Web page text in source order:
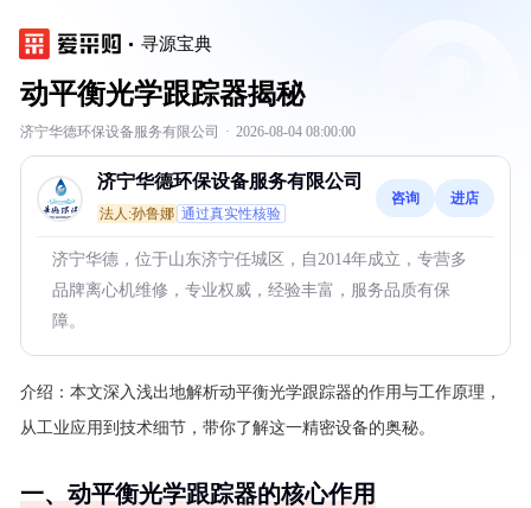
寻源宝典
动平衡光学跟踪器揭秘
济宁华德环保设备服务有限公司 · 2026-08-04 08:00:00
济宁华德环保设备服务有限公司
法人:孙鲁娜 通过真实性核验
咨询 进店
济宁华德，位于山东济宁任城区，自2014年成立，专营多
品牌离心机维修，专业权威，经验丰富，服务品质有保
障。
介绍： 本文深入浅出地解析动平衡光学跟踪器的作用与工作原理，
从工业应用到技术细节，带你了解这一精密设备的奥秘。
一、动平衡光学跟踪器的核心作用